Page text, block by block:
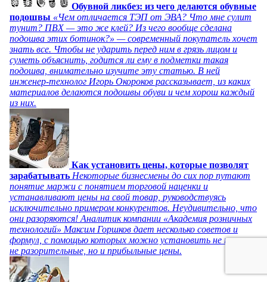
Обувной ликбез: из чего делаются обувные
подошвы «Чем отличается ТЭП от ЭВА? Что мне сулит
тунит? ПВХ — это же клей? Из чего вообще сделана
подошва этих ботинок?» — современный покупатель хочет
знать все. Чтобы не ударить перед ним в грязь лицом и
суметь объяснить, годится ли ему в подметки такая
подошва, внимательно изучите эту статью. В ней
инженер-технолог Игорь Окороков рассказывает, из каких
материалов делаются подошвы обуви и чем хорош каждый
из них.
Как установить цены, которые позволят
зарабатывать Некоторые бизнесмены до сих пор путают
понятие маржи с понятием торговой наценки и
устанавливают цены на свой товар, руководствуясь
исключительно примером конкурентов. Неудивительно, что
они разоряются! Аналитик компании «Академия розничных
технологий» Максим Горшков дает несколько советов и
формул, с помощью которых можно установить не только
не разорительные, но и прибыльные цены.